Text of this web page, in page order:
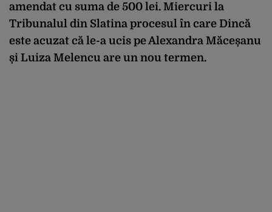
amendat cu suma de 500 lei. Miercuri la
Tribunalul din Slatina procesul în care Dincă
este acuzat că le-a ucis pe Alexandra Măceșanu
și Luiza Melencu are un nou termen.